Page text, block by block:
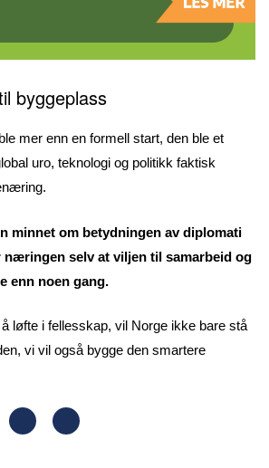
byggeplass
mer enn en formell start, den ble et
uro, teknologi og politikk faktisk
minnet om betydningen av diplomati
næringen selv at viljen til samarbeid og
enn noen gang.
løfte i fellesskap, vil Norge ikke bare stå
vi vil også bygge den smartere